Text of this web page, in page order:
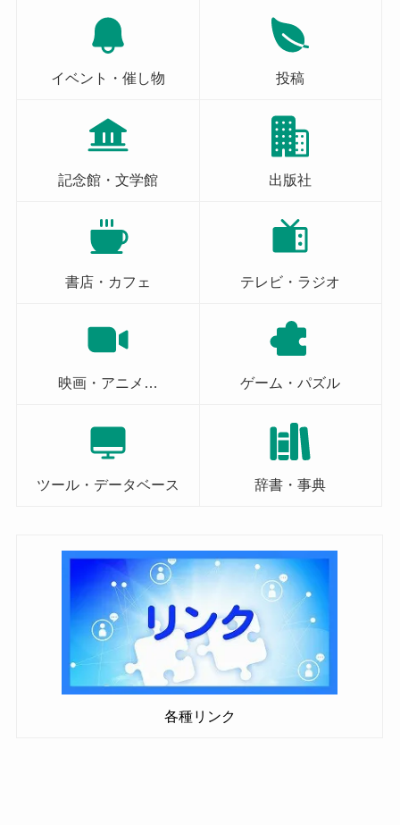
イベント・催し物 投稿
記念館・文学館 出版社
書店・カフェ テレビ・ラジオ
映画・アニメ… ゲーム・パズル
ツール・データベース 辞書・事典
各種リンク